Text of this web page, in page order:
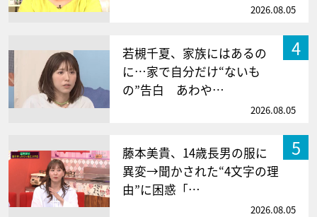
2026.08.05
4
若槻千夏、家族にはあるの
に…家で自分だけ“ないも
の”告白 あわや…
2026.08.05
5
藤本美貴、14歳長男の服に
異変→聞かされた“4文字の理
由”に困惑「…
2026.08.05